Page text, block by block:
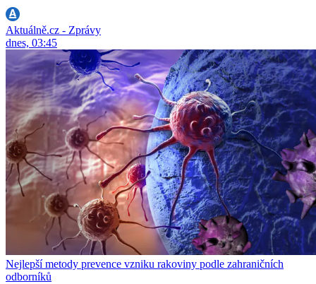
Aktuálně.cz - Zprávy
dnes, 03:45
Nejlepší metody prevence vzniku rakoviny podle zahraničních
odborníků